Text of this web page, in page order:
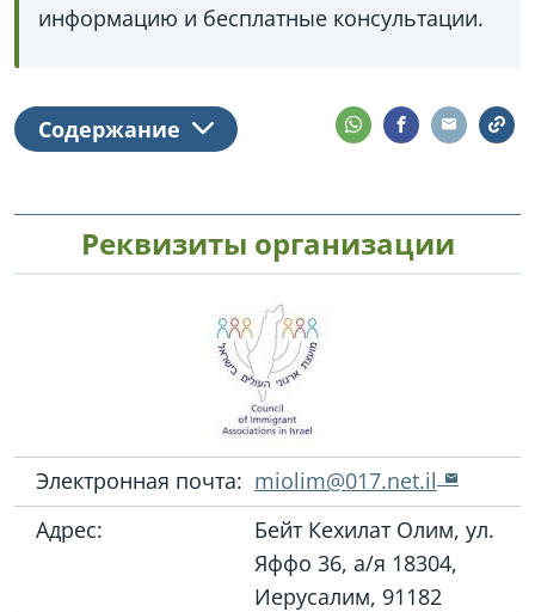
информацию и бесплатные консультации.
Содержание
Реквизиты организации
Электронная почта: miolim@017.net.il
Адрес:
Бейт Кехилат Олим, ул.
Яффо 36, а/я 18304,
Иерусалим, 91182